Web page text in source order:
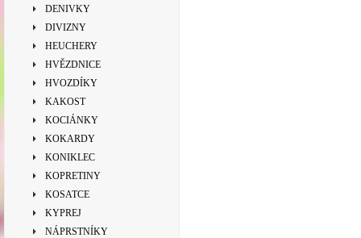
DENIVKY
DIVIZNY
HEUCHERY
HVĚZDNICE
HVOZDÍKY
KAKOST
KOCIÁNKY
KOKARDY
KONIKLEC
KOPRETINY
KOSATCE
KYPREJ
NÁPRSTNÍKY